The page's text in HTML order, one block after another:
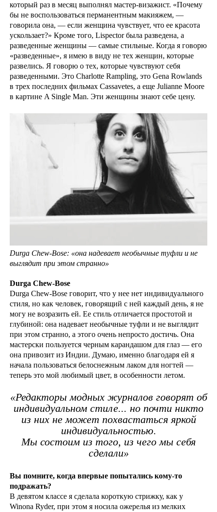
который раз в месяц выполнял мастер-визажист. «Почему
бы не воспользоваться перманентным макияжем, —
говорила она, — если женщина чувствует, что ее красота
ускользает?» Кроме того, Lispector была разведена, а
разведенные женщины — самые стильные. Когда я говорю
«разведенные», я имею в виду не тех женщин, которые
развелись. Я говорю о тех, которые чувствуют себя
разведенными. Это Charlotte Rampling, это Gena Rowlands
в трех последних фильмах Cassavetes, а еще Julianne Moore
в картине A Single Man. Эти женщины знают себе цену.
Durga Chew-Bose: «она надевает необычные туфли и не
выглядит при этом странно»
Durga Chew-Bose
Durga Chew-Bose говорит, что у нее нет индивидуального
стиля, но как человек, говорящий с ней каждый день, я не
могу не возразить ей. Ее стиль отличается простотой и
глубиной: она надевает необычные туфли и не выглядит
при этом странно, а этого очень непросто достичь. Она
мастерски пользуется черным карандашом для глаз — его
она привозит из Индии. Думаю, именно благодаря ей я
начала пользоваться белоснежным лаком для ногтей —
теперь это мой любимый цвет, в особенности летом.
«Редакторы модных журналов говорят об
индивидуальном стиле... но почти никто
из них не может похвастаться яркой
индивидуальностью.
Мы состоим из того, из чего мы себя
сделали»
Вы помните, когда впервые попытались кому-то
подражать?
В девятом классе я сделала короткую стрижку, как у
Winona Ryder, при этом я носила ожерелья из мелких